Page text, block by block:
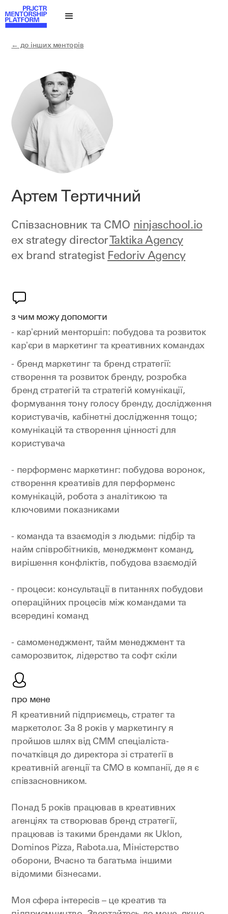
← до інших менторів
Артем Тертичний
Співзасновник та СМО ninjaschool.io
ex strategy director Taktika Agency
ex brand strategist Fedoriv Agency
з чим можу допомогти
- карʼєрний менторшіп: побудова та розвиток
карʼєри в маркетинг та креативних командах
- бренд маркетинг та бренд стратегії:
створення та розвиток бренду, розробка
бренд стратегій та стратегій комунікації,
формування тону голосу бренду, дослідження
користувачів, кабінетні дослідження тощо;
комунікацій та створення цінності для
користувача
- перформенс маркетинг: побудова воронок,
створення креативів для перформенс
комунікацій, робота з аналітикою та
ключовими показниками
- команда та взаємодія з людьми: підбір та
найм співробітників, менеджмент команд,
вирішення конфліктів, побудова взаємодій
- процеси: консультації в питаннях побудови
операційних процесів між командами та
всередині команд
- самоменеджмент, тайм менеджмент та
саморозвиток, лідерство та софт скіли
про мене
Я креативний підприємець, стратег та
маркетолог. За 8 років у маркетингу я
пройшов шлях від СММ спеціаліста-
початківця до директора зі стратегії в
креативній агенції та СМО в компанії, де я є
співзасновником.
Понад 5 років працював в креативних
агенціях та створював бренд стратегії,
працював із такими брендами як Uklon,
Dominos Pizza, Rabota.ua, Міністерство
оборони, Вчасно та багатьма іншими
відомими бізнесами.
Моя сфера інтересів – це креатив та